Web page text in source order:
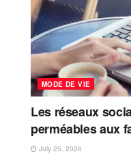
MODE DE VIE
Les réseaux
perméables aux
July 25, 2026